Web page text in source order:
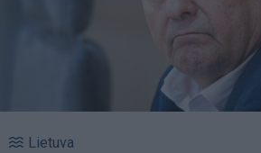
Lietuva